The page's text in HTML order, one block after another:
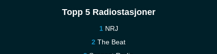
Topp 5 Radiostasjoner
NRJ
The Beat